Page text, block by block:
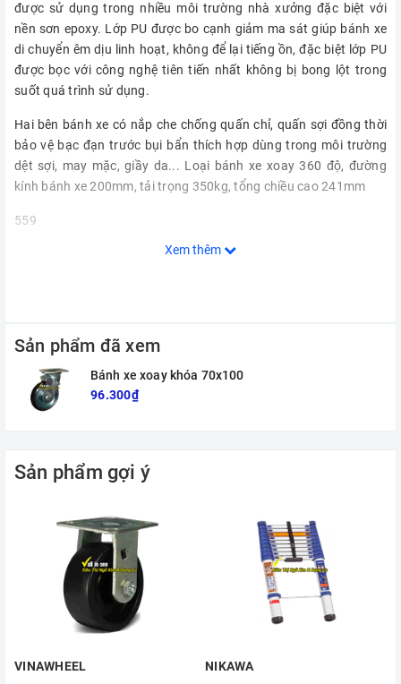
được sử dụng trong nhiều môi trường nhà xưởng đặc biệt với
nền sơn epoxy. Lớp PU được bo cạnh giảm ma sát giúp bánh xe
di chuyển êm dịu linh hoạt, không để lại tiếng ồn, đặc biệt lớp PU
được bọc với công nghệ tiên tiến nhất không bị bong lột trong
suốt quá trình sử dụng.
Hai bên bánh xe có nắp che chống quấn chỉ, quấn sợi đồng thời
bảo vệ bạc đạn trước bụi bẩn thích hợp dùng trong môi trường
dệt sợi, may mặc, giầy da... Loại bánh xe xoay 360 độ, đường
kính bánh xe 200mm, tải trọng 350kg, tổng chiều cao 241mm
559
Xem thêm
Sản phẩm đã xem
Bánh xe xoay khóa 70x100
96.300₫
Sản phẩm gợi ý
VINAWHEEL
NIKAWA